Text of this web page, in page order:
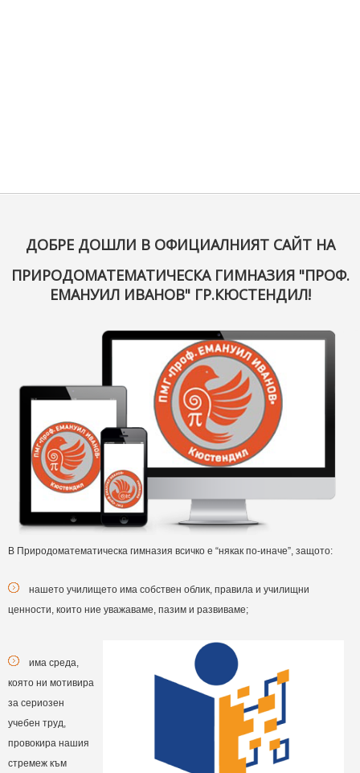
ДОБРЕ ДОШЛИ В ОФИЦИАЛНИЯТ САЙТ НА
ПРИРОДОМАТЕМАТИЧЕСКА ГИМНАЗИЯ "ПРОФ.
ЕМАНУИЛ ИВАНОВ" ГР.КЮСТЕНДИЛ!
В Природоматематическа гимназия всичко е “някак по-иначе”, защото:
нашето училището има собствен облик, правила и училищни
ценности, които ние уважаваме, пазим и развиваме;
има среда,
която ни мотивира
за сериозен
учебен труд,
провокира нашия
стремеж към